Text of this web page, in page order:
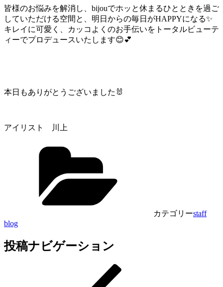
皆様のお悩みを解消し、bijouでホッと休まるひとときを過ご
していただける空間と、明日からの毎日がHAPPYになる✨
キレイに可愛く、カッコよくのお手伝いをトータルビューテ
ィーでプロデュースいたします😊💕
本日もありがとうございました🐰
アイリスト 川上
カテゴリーstaff
blog
投稿ナビゲーション